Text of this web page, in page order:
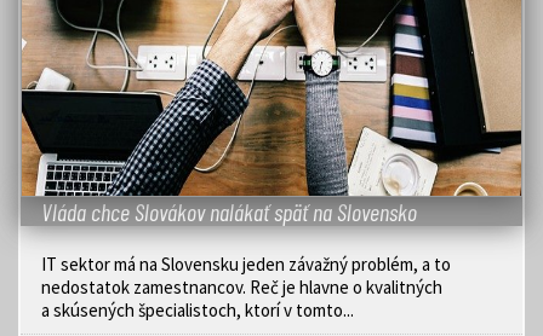
Vláda chce Slovákov nalákať späť na Slovensko
IT sektor má na Slovensku jeden závažný problém, a to
nedostatok zamestnancov. Reč je hlavne o kvalitných
a skúsených špecialistoch, ktorí v tomto...